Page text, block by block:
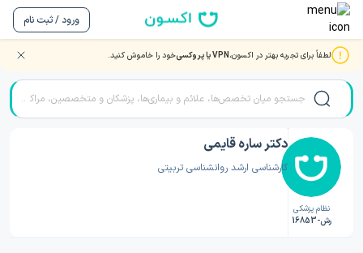
ورود / ثبت نام
لطفاً برای تجربه بهتر در اکسون،VPN یا پروکسی خود را خاموش کنید. صفحه اصلی/دکتر روانشناسی/دکتر ساره قایمی
نظام پزشکی
رش-16853
دکتر ساره قایمی
کارشناسی ارشد روانشناسی تربیتی